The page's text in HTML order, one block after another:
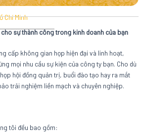
Chí Minh
sự thành công trong kinh doanh của bạn
cấp không gian họp hiện đại và linh hoạt,
mọi nhu cầu sự kiện của công ty bạn. Cho dù
hội đồng quản trị, buổi đào tạo hay ra mắt
trải nghiệm liền mạch và chuyên nghiệp.
tôi đều bao gồm: